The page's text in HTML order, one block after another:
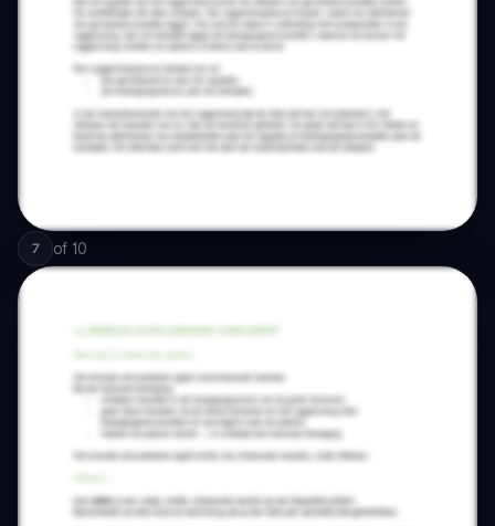
7 of 10